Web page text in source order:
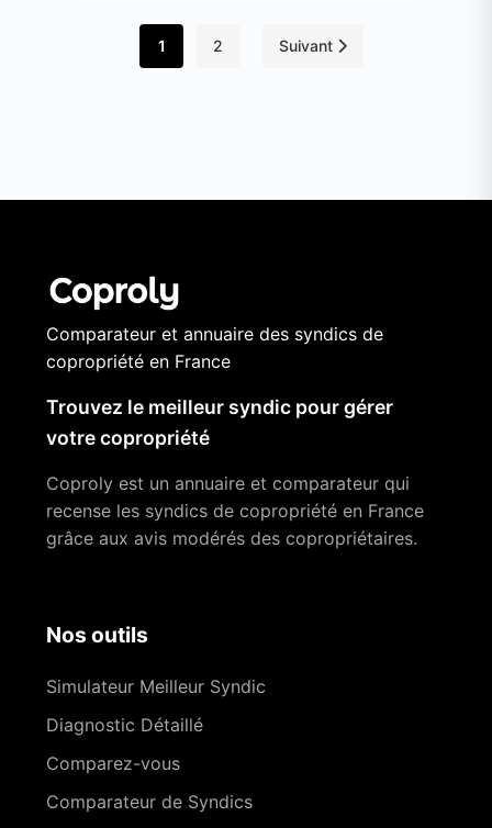
1 2 Suivant
Comparateur et annuaire des syndics de
copropriété en France
Trouvez le meilleur syndic pour gérer
votre copropriété
Coproly est un annuaire et comparateur qui
recense les syndics de copropriété en France
grâce aux avis modérés des copropriétaires.
Nos outils
Simulateur Meilleur Syndic
Diagnostic Détaillé
Comparez-vous
Comparateur de Syndics